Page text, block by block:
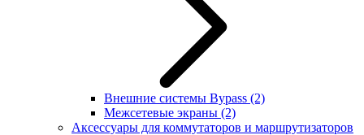
Внешние системы Bypass (2)
Межсетевые экраны (2)
Аксессуары для коммутаторов и маршрутизаторов